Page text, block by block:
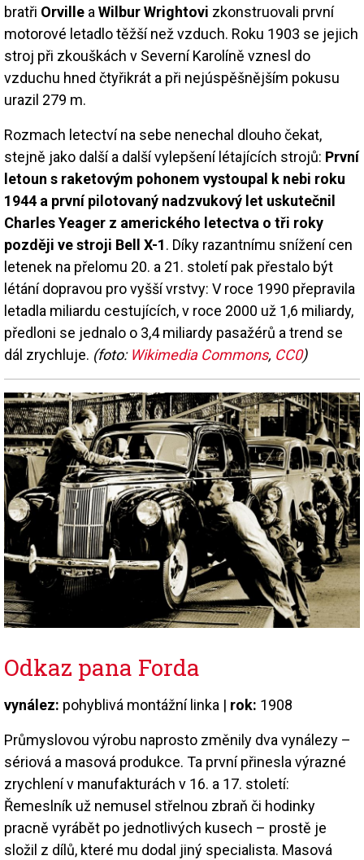
bratři Orville a Wilbur Wrightovi zkonstruovali první
motorové letadlo těžší než vzduch. Roku 1903 se jejich
stroj při zkouškách v Severní Karolíně vznesl do
vzduchu hned čtyřikrát a při nejúspěšnějším pokusu
urazil 279 m.
Rozmach letectví na sebe nenechal dlouho čekat,
stejně jako další a další vylepšení létajících strojů: První
letoun s raketovým pohonem vystoupal k nebi roku
1944 a první pilotovaný nadzvukový let uskutečnil
Charles Yeager z amerického letectva o tři roky
později ve stroji Bell X-1. Díky razantnímu snížení cen
letenek na přelomu 20. a 21. století pak přestalo být
létání dopravou pro vyšší vrstvy: V roce 1990 přepravila
letadla miliardu cestujících, v roce 2000 už 1,6 miliardy,
předloni se jednalo o 3,4 miliardy pasažérů a trend se
dál zrychluje. (foto: Wikimedia Commons, CC0)
Odkaz pana Forda
vynález: pohyblivá montážní linka | rok: 1908
Průmyslovou výrobu naprosto změnily dva vynálezy –
sériová a masová produkce. Ta první přinesla výrazné
zrychlení v manufakturách v 16. a 17. století:
Řemeslník už nemusel střelnou zbraň či hodinky
pracně vyrábět po jednotlivých kusech – prostě je
složil z dílů, které mu dodal jiný specialista. Masová